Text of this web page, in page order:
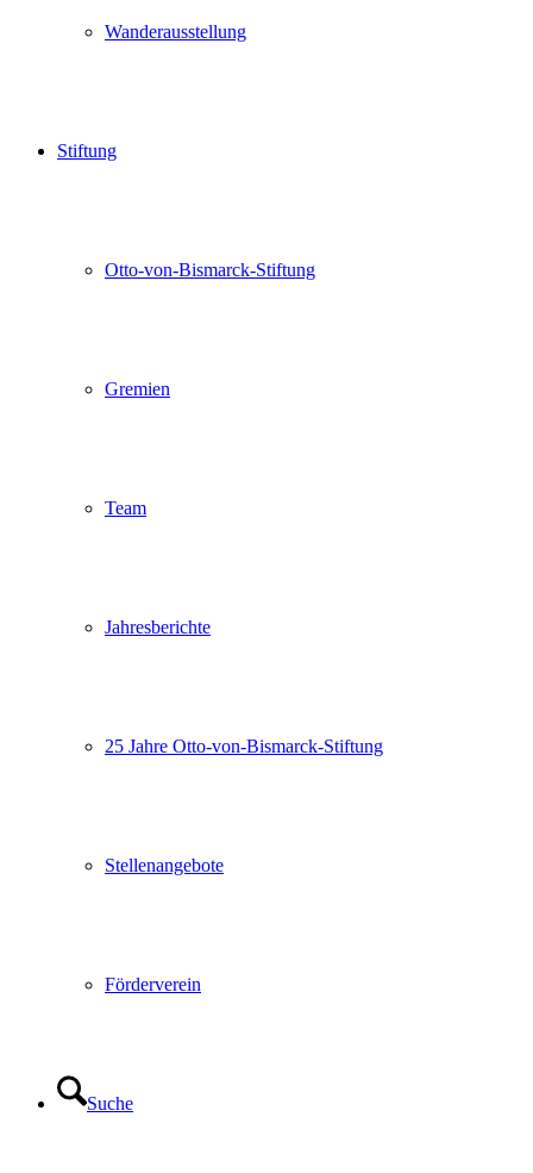
Wanderausstellung
Stiftung
Otto-von-Bismarck-Stiftung
Gremien
Team
Jahresberichte
25 Jahre Otto-von-Bismarck-Stiftung
Stellenangebote
Förderverein
Suche